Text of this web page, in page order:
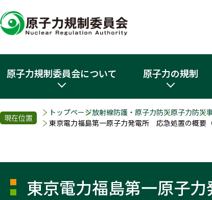
原子力規制委員会について 原子力の規制
現在位置
トップページ放射線防護・原子力防災原子力防災
東京電力福島第一原子力発電所 応急処置の概要（
東京電力福島第一原子